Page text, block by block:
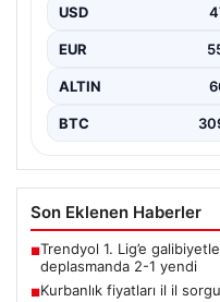
ve tüm illerin
USD
EUR
ALTIN
BTC
Son Eklenen Haberler
■Trendyol 1. Lig’e
deplasmanda 2-1 yendi
■Kurbanlık fiyatları il il